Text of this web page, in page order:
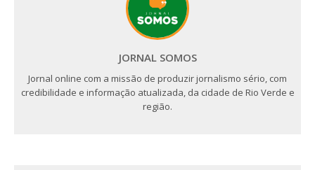
JORNAL SOMOS
Jornal online com a missão de produzir jornalismo sério, com
credibilidade e informação atualizada, da cidade de Rio Verde e
região.